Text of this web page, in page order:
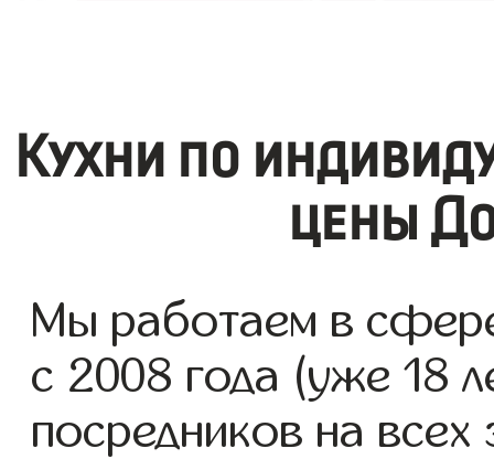
Кухни по
цены
Мы работаем в
с 2008 года (уже 18
посредников на всех